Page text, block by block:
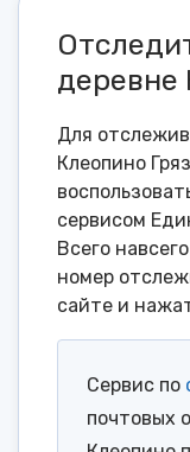
деревне
Для
Клеопино
сервисом
Всего
номер
сайте и
Сервис по
почтовых